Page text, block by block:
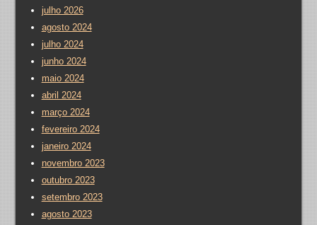
julho 2026
agosto 2024
julho 2024
junho 2024
maio 2024
abril 2024
março 2024
fevereiro 2024
janeiro 2024
novembro 2023
outubro 2023
setembro 2023
agosto 2023